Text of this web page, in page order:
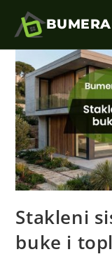
Stakleni
buke i